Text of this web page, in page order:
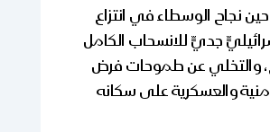
نجاح الوسطاء في انتزاع
جديٍّ للانسحاب الكامل
والتخلي عن طموحات فرض
والعسكرية على سكانه